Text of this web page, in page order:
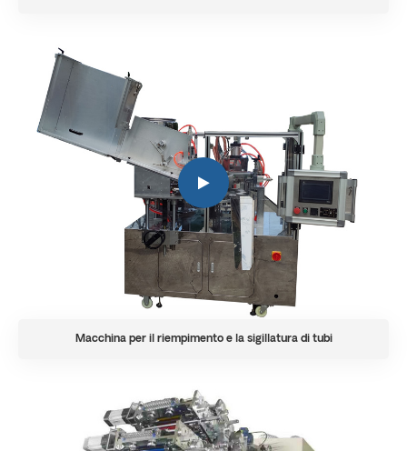
Macchina per il riempimento e la sigillatura di tubi